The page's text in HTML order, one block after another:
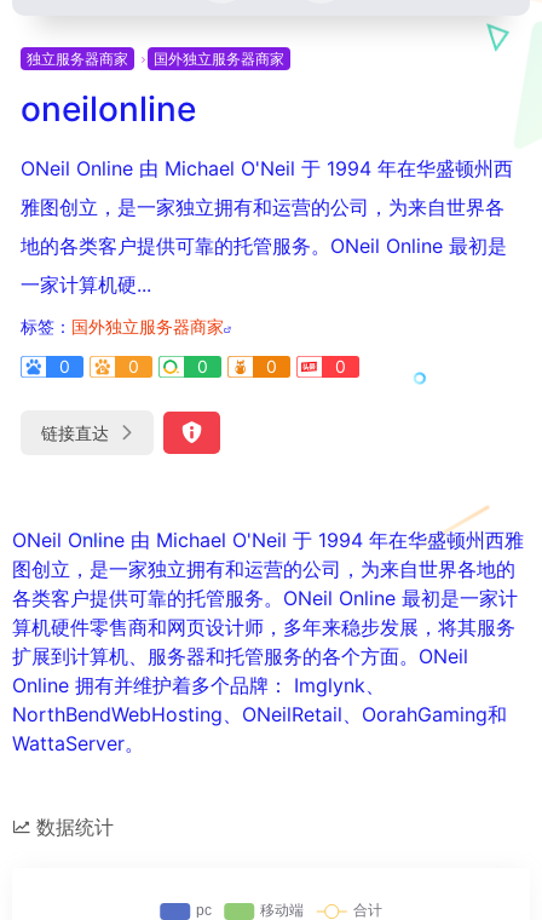
独立服务器商家 国外独立服务器商家
oneilonline
ONeil Online 由 Michael O'Neil 于 1994 年在华盛顿州西
雅图创立，是一家独立拥有和运营的公司，为来自世界各
地的各类客户提供可靠的托管服务。ONeil Online 最初是
一家计算机硬...
标签： 国外独立服务器商家
0
0 0 0 0
链接直达
ONeil Online 由 Michael O'Neil 于 1994 年在华盛顿州西雅
图创立，是一家独立拥有和运营的公司，为来自世界各地的
各类客户提供可靠的托管服务。ONeil Online 最初是一家计
算机硬件零售商和网页设计师，多年来稳步发展，将其服务
扩展到计算机、服务器和托管服务的各个方面。ONeil
Online 拥有并维护着多个品牌： Imglynk、
NorthBendWebHosting、ONeilRetail、OorahGaming和
WattaServer。
数据统计